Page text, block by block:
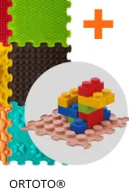
ORTOTO®